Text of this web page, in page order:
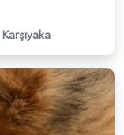
Karşıyaka